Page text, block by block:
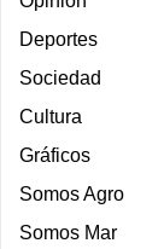
Deportes
Sociedad
Cultura
Gráficos
Somos Agro
Somos Mar